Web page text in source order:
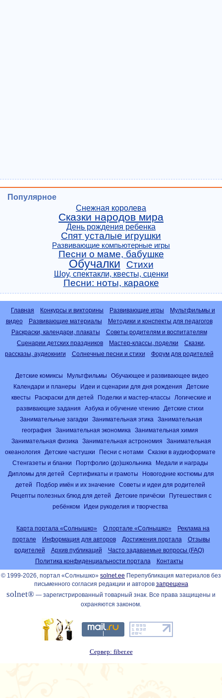
Популярное
Снежная королева
Сказки народов мира
День рождения ребенка
Спят усталые игрушки
Развивающие компьютерные игры
Песни о маме, бабушке
Обучалки Стихи
Шоу, спектакли, квесты, сценки
Песни: ноты, караоке
Главная Конкурсы и викторины Развивающие игры
Мультфильмы и
видео
Развивающие материалы
Методики и конспекты для педагогов
Раскраски, календари, плакаты
Советы родителям и воспитателям
Сценарии детских праздников
Мастер-классы, поделки
Сказки,
рассказы, аудиокниги
Солнечные песни и стихи Форум для родителей
Детские комиксы Мультфильмы
Обучающее и развивающее видео
Календари и планеры
Идеи и сценарии для дня рождения
Детские
квесты
Раскраски для детей Поделки и мастер-классы
Логические и
развивающие задания
Азбука и обучение чтению
Детские стихи
Занимательные загадки
Занимательная этика
Занимательная
география
Занимательная экономика
Занимательная химия
Занимательная физика
Занимательная астрономия
Занимательная
океанология
Детские частушки Песни с нотами
Сказки в аудиоформате
Стенгазеты и бланки
Портфолио (до)школьника
Медали и награды
Дипломы для детей
Сертификаты и грамоты
Новогодние костюмы для
детей
Подбор имён и их значение
Советы и идеи для родителей
Рецепты полезных блюд для детей
Детские причёски
Путешествия с
ребёнком
Идеи рукоделия и творчества
Карта портала «Солнышко» О портале «Солнышко»
Реклама на
портале
Информация для авторов Достижения портала
Отзывы
родителей
Архив публикаций
Часто задаваемые вопросы (FAQ)
Политика конфиденциальности портала
Контакты
© 1999-2026, портал «Солнышко» solnet.ee Перепубликация материалов без
письменного согласия редакции и авторов запрещена
solnet® — зарегистрированный товарный знак. Все права защищены и
охраняются законом.
Сервер: fiber.ee